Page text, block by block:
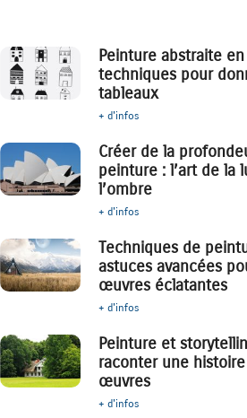
Peinture abstraite
techniques pour
tableaux
+ d'infos
Créer de la
peinture : l’art de la
l’ombre
+ d'infos
Techniques de
astuces avancées
œuvres éclatantes
+ d'infos
Peinture et
raconter une
œuvres
+ d'infos